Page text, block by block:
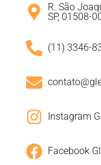
R. São
SP, 01508-
(11) 3346-
Instagram
Facebook